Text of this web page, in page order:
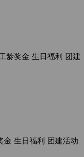
龄奖金 生日福利 团建
金 生日福利 团建活动